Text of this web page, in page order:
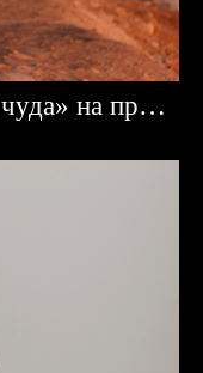
Фотосессия «В ожидании чуда» на природе